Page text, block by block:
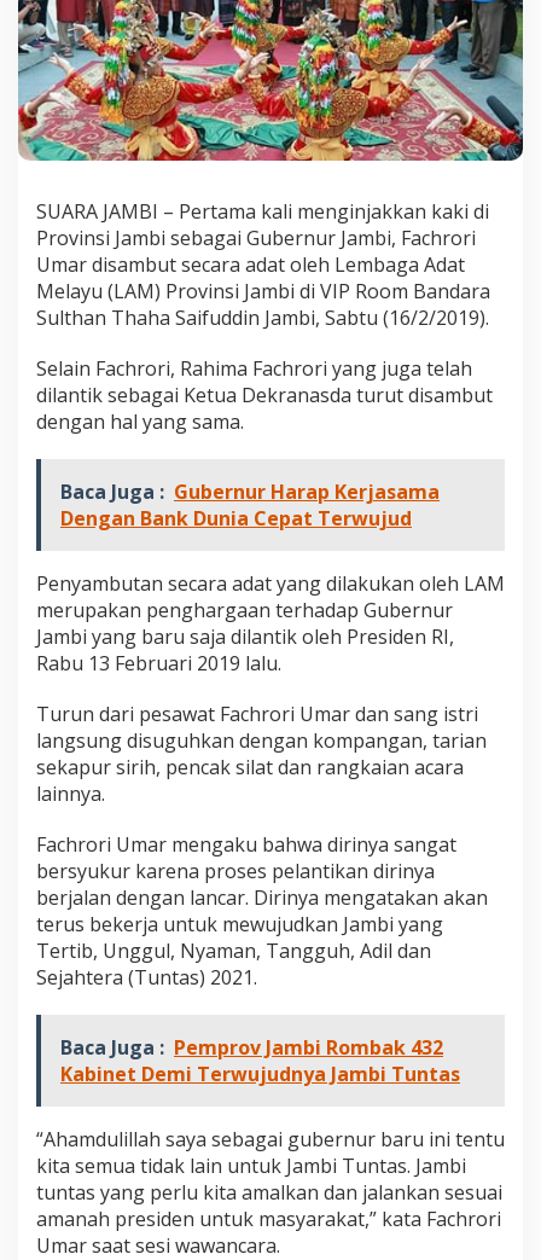
U
m
a
r
D
i
P
r
v
i
n
s
i
J
a
m
b
i
a
m
b
t
S
e
c
a
a
A
d
a
SUARA JAMBI – Pertama kali menginjakkan kaki di
Provinsi Jambi sebagai Gubernur Jambi, Fachrori
Umar disambut secara adat oleh Lembaga Adat
Melayu (LAM) Provinsi Jambi di VIP Room Bandara
Sulthan Thaha Saifuddin Jambi, Sabtu (16/2/2019).
Selain Fachrori, Rahima Fachrori yang juga telah
dilantik sebagai Ketua Dekranasda turut disambut
dengan hal yang sama.
Baca Juga : Gubernur Harap Kerjasama
Dengan Bank Dunia Cepat Terwujud
Penyambutan secara adat yang dilakukan oleh LAM
merupakan penghargaan terhadap Gubernur
Jambi yang baru saja dilantik oleh Presiden RI,
Rabu 13 Februari 2019 lalu.
Turun dari pesawat Fachrori Umar dan sang istri
langsung disuguhkan dengan kompangan, tarian
sekapur sirih, pencak silat dan rangkaian acara
lainnya.
Fachrori Umar mengaku bahwa dirinya sangat
bersyukur karena proses pelantikan dirinya
berjalan dengan lancar. Dirinya mengatakan akan
terus bekerja untuk mewujudkan Jambi yang
Tertib, Unggul, Nyaman, Tangguh, Adil dan
Sejahtera (Tuntas) 2021.
Baca Juga : Pemprov Jambi Rombak 432
Kabinet Demi Terwujudnya Jambi Tuntas
“Ahamdulillah saya sebagai gubernur baru ini tentu
kita semua tidak lain untuk Jambi Tuntas. Jambi
tuntas yang perlu kita amalkan dan jalankan sesuai
amanah presiden untuk masyarakat,” kata Fachrori
Umar saat sesi wawancara.